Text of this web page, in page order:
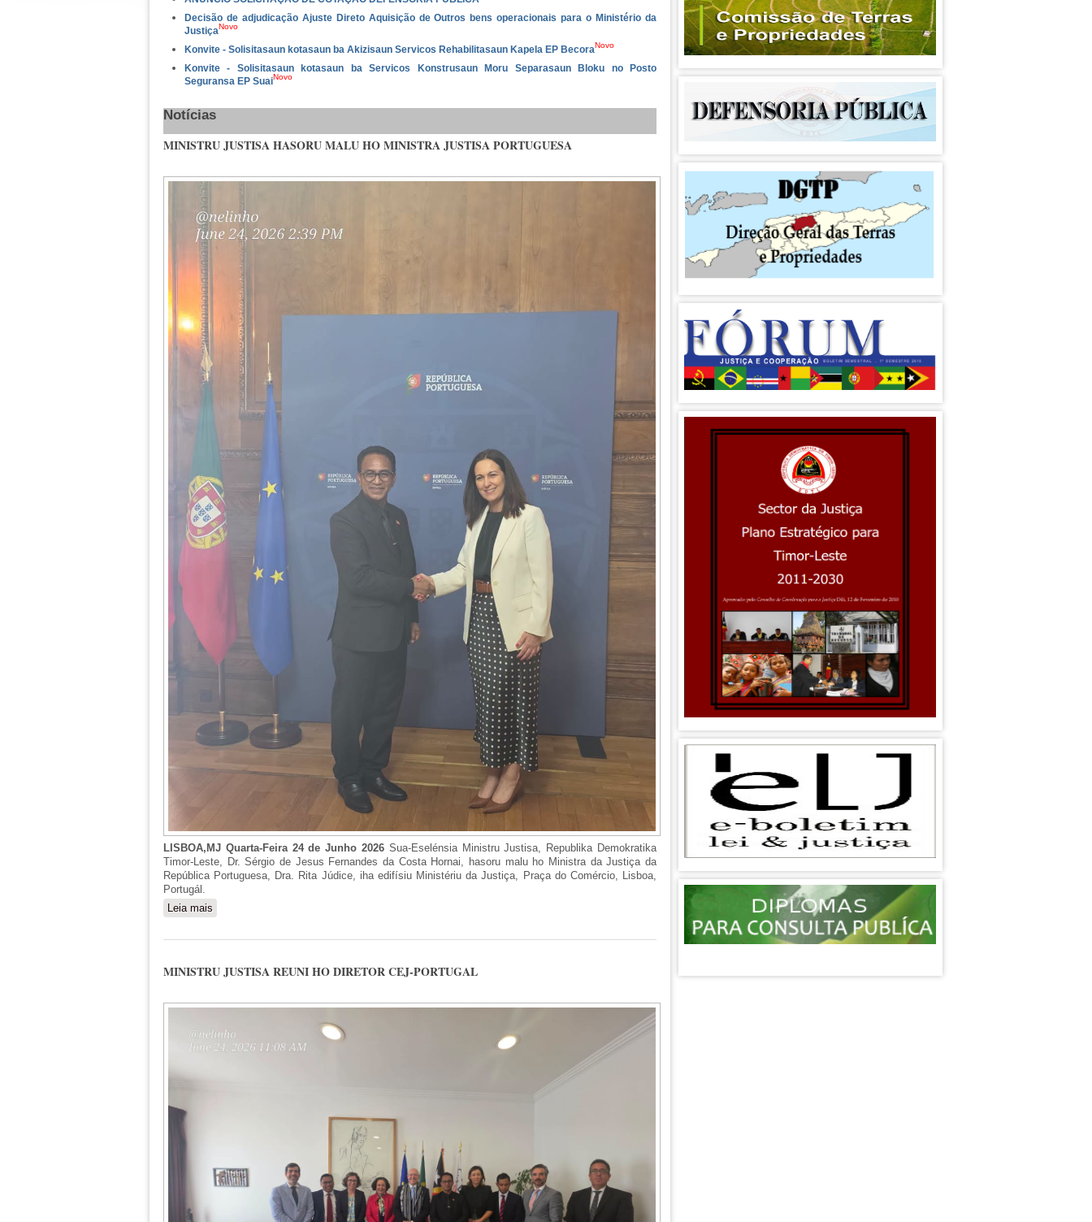
Decisão de adjudicação Ajuste Direto Aquisição de Outros bens operacionais para o Ministério da
JustiçaNovo
Konvite - Solisitasaun kotasaun ba Akizisaun Servicos Rehabilitasaun Kapela EP BecoraNovo
Konvite - Solisitasaun kotasaun ba Servicos Konstrusaun Moru Separasaun Bloku no Posto
Seguransa EP SuaiNovo
Notícias
MINISTRU JUSTISA HASORU MALU HO MINISTRA JUSTISA PORTUGUESA
LISBOA,MJ Quarta-Feira 24 de Junho 2026 Sua-Eselénsia Ministru Justisa, Republika Demokratika
Timor-Leste, Dr. Sérgio de Jesus Fernandes da Costa Hornai, hasoru malu ho Ministra da Justiça da
República Portuguesa, Dra. Rita Júdice, iha edifísiu Ministériu da Justiça, Praça do Comércio, Lisboa,
Portugál.
Leia mais
MINISTRU JUSTISA REUNI HO DIRETOR CEJ-PORTUGAL